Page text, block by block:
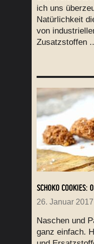
ich uns
Natürlichkeit
von
Zusatzstoffen
SCHOKO COOKIES:
26. Januar 2017
Naschen und
ganz einfach.